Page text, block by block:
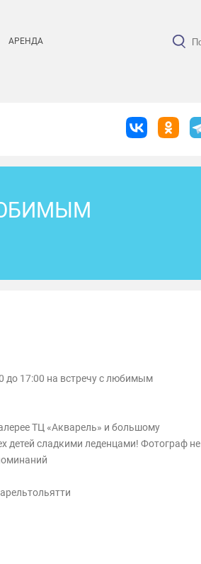
АРЕНДА
до 17:00 на встречу с любимым
ТЦ «Акварель» и большому
детей сладкими леденцами! Фотограф не